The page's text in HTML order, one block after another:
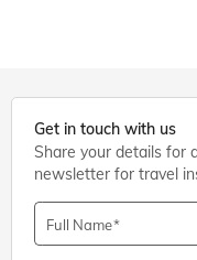
Get in touch with us
Share your details for
newsletter for travel
Full Name